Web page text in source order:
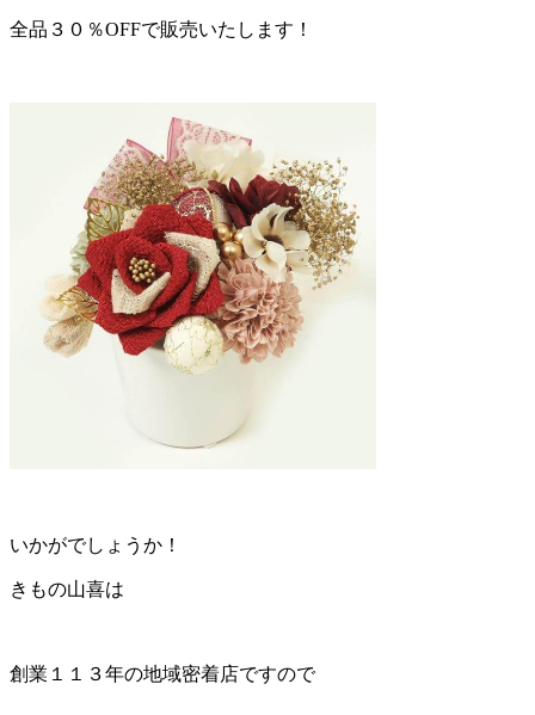
全品３０％OFFで販売いたします！
いかがでしょうか！
きもの山喜は
創業１１３年の地域密着店ですので